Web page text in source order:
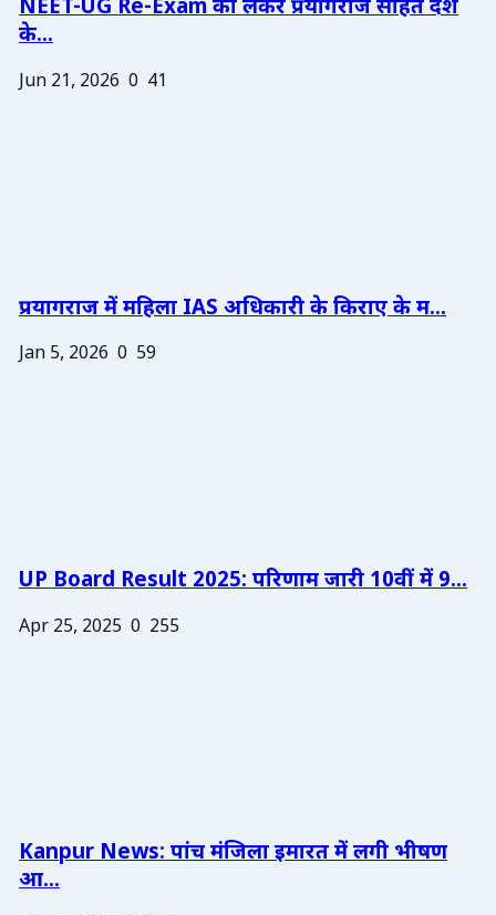
NEET-UG Re-Exam को लेकर प्रयागराज सहित देश
के...
Jun 21, 2026 0 41
प्रयागराज में महिला IAS अधिकारी के किराए के म...
Jan 5, 2026 0 59
UP Board Result 2025: परिणाम जारी 10वीं में 9...
Apr 25, 2025 0 255
Kanpur News: पांच मंजिला इमारत में लगी भीषण
आ...